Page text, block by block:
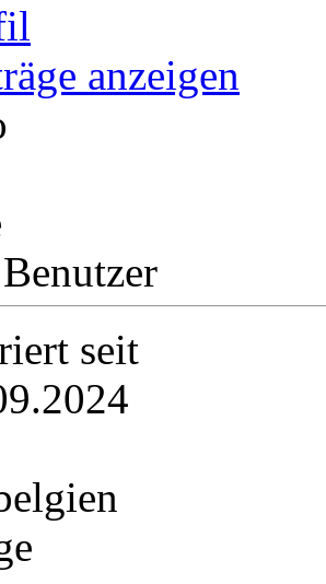
anzeigen
seit